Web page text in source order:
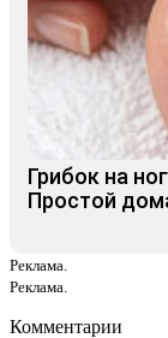
Грибок на
Простой
Реклама.
Реклама.
Комментарии